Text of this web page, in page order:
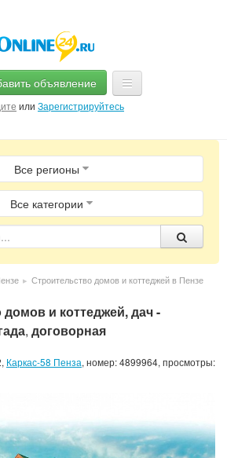
объявление
или Зарегистрируйтесь
Главная
Помощь
Услуги
Магазины
Все регионы
Все категории
▸ Строительство домов и коттеджей в Пензе
и коттеджей, дач -
, договорная
Каркас-58 Пенза, номер: 4899964, просмотры: